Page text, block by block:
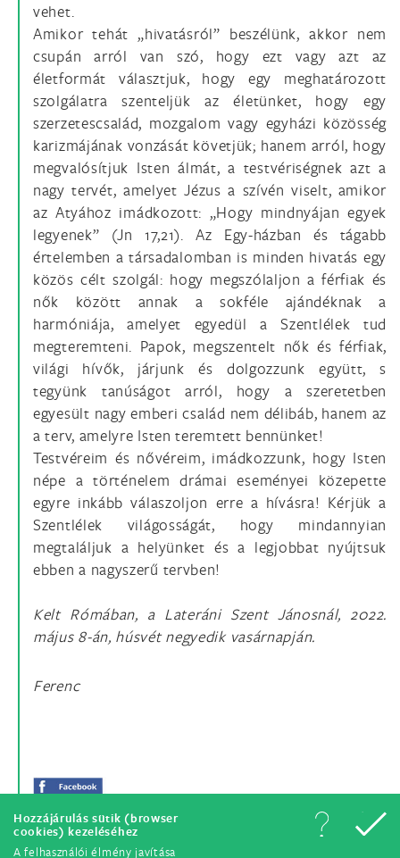
Hozzájárulás sütik (browser
cookies) kezeléséhez
A felhasználói élmény javítása
vehet.
Amikor tehát „hivatásról” beszélünk, akkor nem
csupán arról van szó, hogy ezt vagy azt az
életformát választjuk, hogy egy meghatározott
szolgálatra szenteljük az életünket, hogy egy
szerzetescsalád, mozgalom vagy egyházi közösség
karizmájának vonzását követjük; hanem arról, hogy
megvalósítjuk Isten álmát, a testvériségnek azt a
nagy tervét, amelyet Jézus a szívén viselt, amikor
az Atyához imádkozott: „Hogy mindnyájan egyek
legyenek” (Jn 17,21). Az Egy-házban és tágabb
értelemben a társadalomban is minden hivatás egy
közös célt szolgál: hogy megszólaljon a férfiak és
nők között annak a sokféle ajándéknak a
harmóniája, amelyet egyedül a Szentlélek tud
megteremteni. Papok, megszentelt nők és férfiak,
világi hívők, járjunk és dolgozzunk együtt, s
tegyünk tanúságot arról, hogy a szeretetben
egyesült nagy emberi család nem délibáb, hanem az
a terv, amelyre Isten teremtett bennünket!
Testvéreim és nővéreim, imádkozzunk, hogy Isten
népe a történelem drámai eseményei közepette
egyre inkább válaszoljon erre a hívásra! Kérjük a
Szentlélek világosságát, hogy mindannyian
megtaláljuk a helyünket és a legjobbat nyújtsuk
ebben a nagyszerű tervben!
Kelt Rómában, a Lateráni Szent Jánosnál, 2022.
május 8-án, húsvét negyedik vasárnapján.
Ferenc